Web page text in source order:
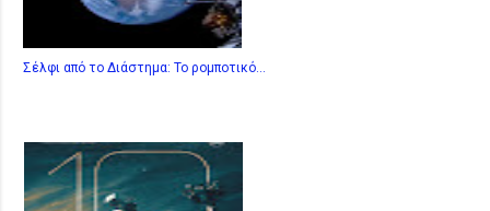
Σέλφι από το Διάστημα: Το ρομποτικό...